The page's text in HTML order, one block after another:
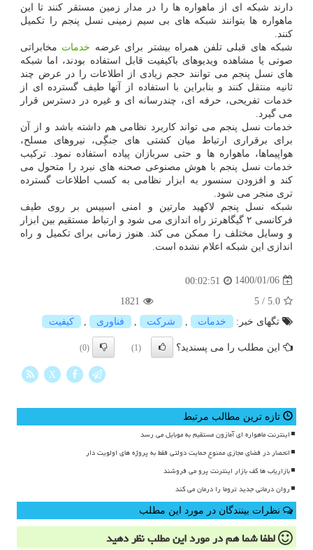
دارند شبکه ای از ماهواره ها را در مدار زمین مستقر کنند تا این
ماهواره ها بتوانند شبکه های بی سیم زمینی نسل پنجم را تکمیل
کنند.
شبکه های قبلی تلفن همراه بیشتر برای عرضه خدمات مخابراتی
صوتی یا مشاهده ویدیوهای باکیفیت قابل استفاده بودند، اما شبکه
های نسل پنجم می توانند حجم زیادی از اطلاعات را در عرض چند
ثانیه منتقل کنند و بنابراین با استفاده از آنها طیف گسترده ای از
خدمات تفریحی، حرفه ای، چندرسانه ای و غیره در دسترس قرار
می گیرد.
خدمات نسل پنجم می تواند کاربرد نظامی هم داشته باشد و از آن
برای برقراری ارتباط میان کشتی های جنگِی، نیروهای مسلح،
هواپیماها، ماهواره ها و حتی سربازان پیاده استفاده نمود. ترکیب
خدمات نسل پنجم با هوش مصنوعی صحنه های نبرد را متحول می
کند و افزودن سنسور به ابزار نظامی به کسب اطلاعات گسترده
تری منجر می شود.
شبکه نسل پنجم لاکهید مارتین و امنی اسپیس بر روی طیف
فرکانسی ۲ گیگاهرتز راه اندازی می شود و ارتباط مستقیم بین ابزار
و وسایل مختلف را ممکن می کند. هنوز زمانی برای تکمیل و راه
اندازی این شبکه اعلام نشده است.
1400/01/06
00:02:51
5.0
/
5
1821
تگهای خبر:
خدمات , شركت , فناوری , كیفیت
این مطلب را می پسندید؟ (1)
(0)
X
تازه ترین مطالب مرتبط
اینترنت ماهواره ای آمازون مستقیم به موبایل می رسد
انحصار در فضای مجازی ممنوع حمایت دولتی فقط به پروژه های اولویت دار
بازاریاب ها کف بازار اینترنت پرو می فروشند
روان درمانی جدید تروما را درمان می کند
نظرات بینندگان در مورد این مطلب
لطفا شما همدر مورد این مطلبنظر دهید